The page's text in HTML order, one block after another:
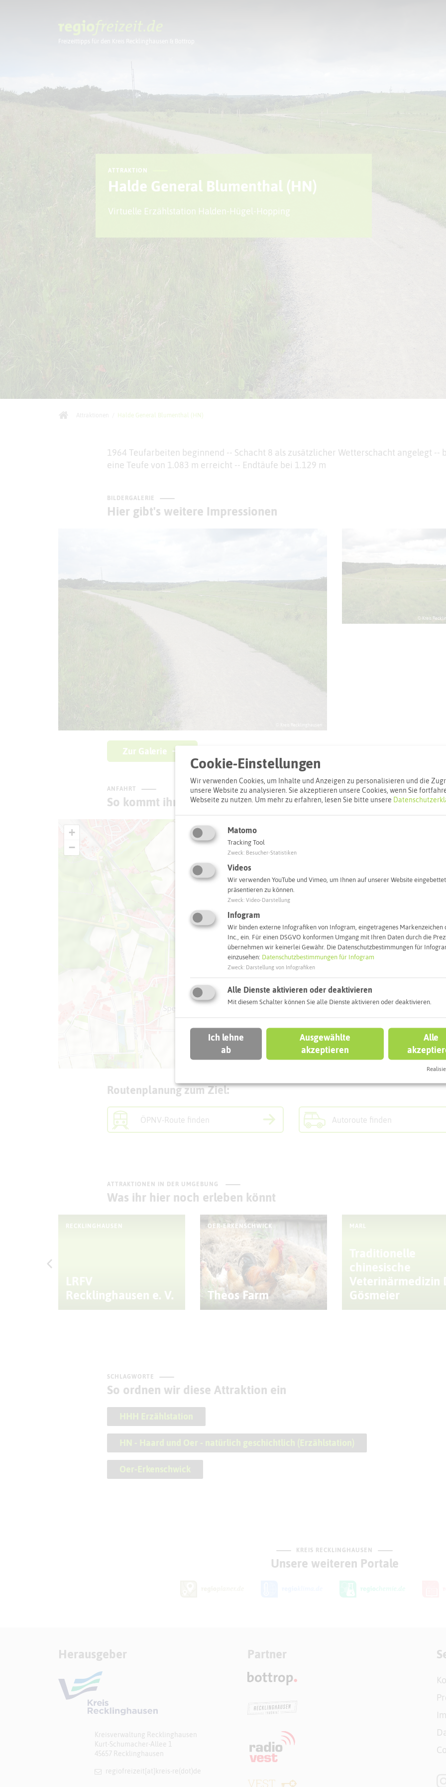
Freizeittipps für den Kreis Recklinghausen & Bottrop
Ausflugstipps
ATTRAKTION
Halde General Blumenthal (HN)
Virtuelle Erzählstation Halden-Hügel-Hopping
Halde General Blumenthal (HN)
1964 Teufarbeiten beginnend -- Schacht 8 als zusätzlicher Wetterschacht angelegt --
eine Teufe von 1.083 m erreicht -- Endtäufe bei 1.129 m
BILDERGALERIE
Hier gibt's weitere Impressionen
© Kreis
Zur Galerie
ANFAHRT
So kommt ihr zum Ziel
+
−
Halde
Routenplanung zum Ziel:
ÖPNV-Route finden Autoroute finden
ATTRAKTIONEN IN DER UMGEBUNG
Was ihr hier noch erleben könnt
RECKLINGHAUSEN
LRFV
Recklinghausen e. V.
OER-ERKENSCHWICK
Theos Farm
MARL
Traditionelle
chinesische
Veterinärmedizin
Gösmeier
SCHLAGWORTE
So ordnen wir diese Attraktion ein
HHH Erzählstation
HN - Haard und Oer - natürlich geschichtlich (Erzählstation)
Oer-Erkenschwick
KREIS RECKLINGHAUSEN
Unsere weiteren Portale
Herausgeber
Kreisverwaltung Recklinghausen
Kurt-Schumacher-Allee 1
45657 Recklinghausen
regiofreizeit[at]​kreis-re(dot)de
Partner
Cookie-Einstellungen
Wir verwenden Cookies, um Inhalte und Anzeigen zu personalisieren und die
unsere Website zu analysieren. Sie akzeptieren unsere Cookies, wenn Sie
Webseite zu nutzen. Um mehr zu erfahren, lesen Sie bitte unsere
Matomo
Tracking Tool
Zweck: Besucher-Statistiken
Videos
Wir verwenden YouTube und Vimeo, um Ihnen auf unserer Website
präsentieren zu können.
Zweck: Video-Darstellung
Infogram
Wir binden externe Infografiken von Infogram, eingetragenes Markenzeichen
Inc., ein. Für einen DSGVO konformen Umgang mit Ihren Daten durch die
übernehmen wir keinerlei Gewähr. Die Datenschutzbestimmungen für
einzusehen: Datenschutzbestimmungen für Infogram
Zweck: Darstellung von Infografiken
Alle Dienste aktivieren oder deaktivieren
Mit diesem Schalter können Sie alle Dienste aktivieren oder deaktivieren.
Ich lehne
ab
Ausgewählte
akzeptieren
Alle